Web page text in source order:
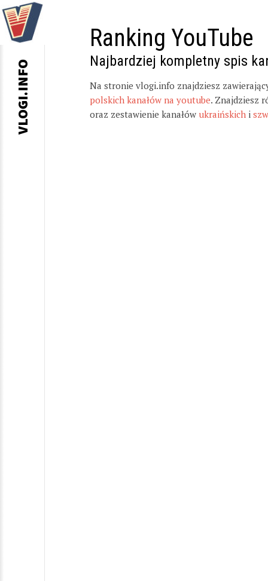
Ranking YouTube
Najbardziej kompletny spis
Na stronie vlogi.info znajdziesz
polskich kanałów na youtube. Znajdziesz
oraz zestawienie kanałów ukraińskich i
VLOGI.INFO